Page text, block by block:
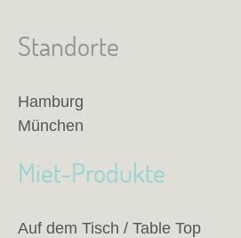
Standorte
Hamburg
München
Miet-Produkte
Auf dem Tisch / Table Top